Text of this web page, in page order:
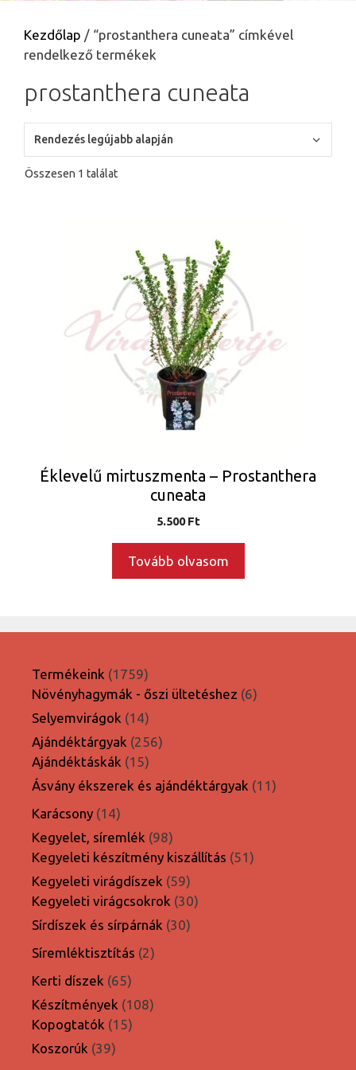
Kezdőlap / “prostanthera cuneata” címkével
rendelkező termékek
prostanthera cuneata
Összesen 1 találat
Éklevelű mirtuszmenta – Prostanthera
cuneata
5.500Ft
Tovább olvasom
Termékeink 17591759
termék
Növényhagymák - őszi ültetéshez 66
Selyemvirágok 1414
termék
Ajándéktárgyak 256256
Ajándéktáskák 1515
termék
Ásvány ékszerek és ajándéktárgyak 1111
Karácsony 1414
termék
Kegyelet, síremlék 9898
termék
Kegyeleti készítmény kiszállítás 5151
Kegyeleti virágdíszek 5959
termék
Kegyeleti virágcsokrok 3030
Sírdíszek és sírpárnák 3030
Síremléktisztítás 22
Kerti díszek 6565
termék
Készítmények 108108
Kopogtatók 1515
Koszorúk 3939